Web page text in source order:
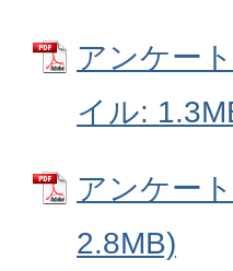
アンケー
イル:
アンケー
2.8MB)